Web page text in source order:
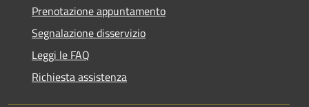
Prenotazione appuntamento
Segnalazione disservizio
Leggi le FAQ
Richiesta assistenza